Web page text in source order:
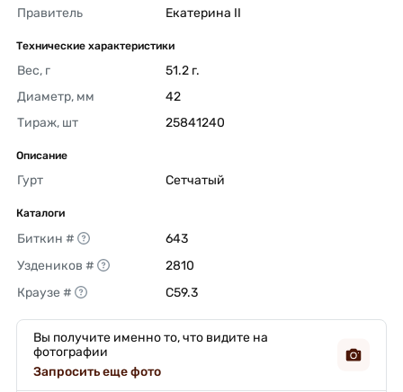
Правитель
Екатерина II
Технические характеристики
Вес, г
51.2 г.
Диаметр, мм
42
Тираж, шт
25841240
Описание
Гурт Сетчатый
Каталоги
Биткин #
643
Уздеников #
2810
Краузе #
C59.3
Вы получите именно то, что видите на
фотографии
Запросить еще фото